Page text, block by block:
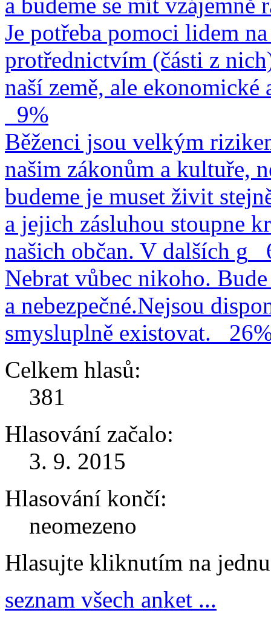
Je potřeba pomoci lidem
protřednictvím (části z
naší země, ale
9%
Běženci jsou velkým
našim zákonům a kultuře,
budeme je muset živit
a jejich zásluhou stoupne
našich občan. V dalších g
Nebrat vůbec nikoho.
a nebezpečné.Nejsou
smysluplně existovat.
Celkem hlasů:
381
Hlasování začalo:
3. 9. 2015
Hlasování končí:
neomezeno
Hlasujte kliknutím na
seznam všech anket ...